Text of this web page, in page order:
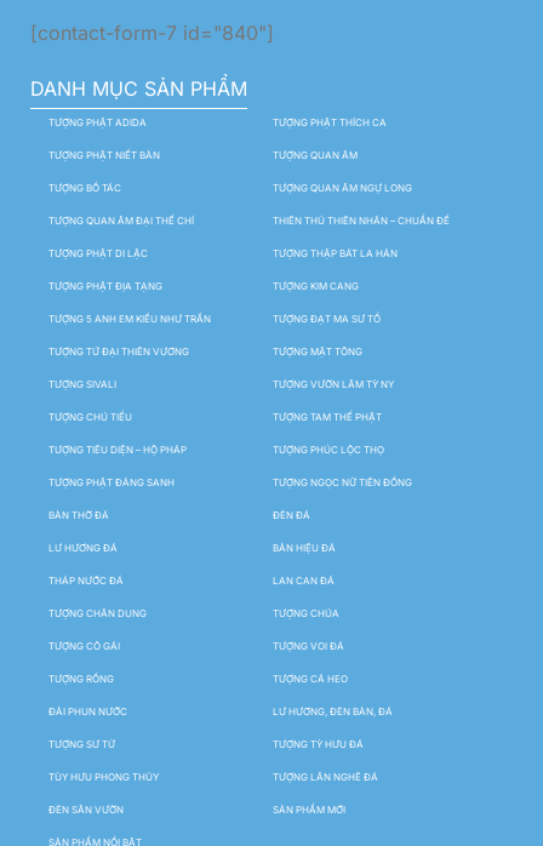
[contact-form-7 id="840"]
DANH MỤC SẢN PHẨM
TƯỢNG PHẬT ADIDA TƯỢNG PHẬT THÍCH CA
TƯỢNG PHẬT NIẾT BÀN TƯỢNG QUAN ÂM
TƯỢNG BỒ TÁC TƯỢNG QUAN ÂM NGỰ LONG
TƯỢNG QUAN ÂM ĐẠI THẾ CHÍ THIÊN THỦ THIÊN NHÃN – CHUẨN ĐỀ
TƯỢNG PHẬT DI LẶC TƯỢNG THẬP BÁT LA HÁN
TƯỢNG PHẬT ĐỊA TẠNG TƯỢNG KIM CANG
TƯỢNG 5 ANH EM KIỀU NHƯ TRẦN TƯỢNG ĐẠT MA SƯ TỔ
TƯỢNG TỨ ĐẠI THIÊN VƯƠNG TƯỢNG MẬT TÔNG
TƯỢNG SIVALI TƯỢNG VƯỜN LÂM TỲ NY
TƯỢNG CHÚ TIỂU TƯỢNG TAM THẾ PHẬT
TƯỢNG TIÊU DIỆN – HỘ PHÁP TƯỢNG PHÚC LỘC THỌ
TƯỢNG PHẬT ĐẢNG SANH TƯỢNG NGỌC NỮ TIÊN ĐỒNG
BÀN THỜ ĐÁ ĐÈN ĐÁ
LƯ HƯƠNG ĐÁ BẢN HIỆU ĐÁ
THÁP NƯỚC ĐÁ LAN CAN ĐÁ
TƯỢNG CHÂN DUNG TƯỢNG CHÚA
TƯỢNG CÔ GÁI TƯỢNG VOI ĐÁ
TƯỢNG RỒNG TƯỢNG CÁ HEO
ĐÀI PHUN NƯỚC LƯ HƯƠNG, ĐÈN BÀN, ĐÁ
TƯỢNG SƯ TỬ TƯỢNG TỲ HƯU ĐÁ
TÙY HƯU PHONG THỦY TƯỢNG LÂN NGHÊ ĐÁ
ĐÈN SÂN VƯỜN SẢN PHẨM MỚI
SẢN PHẨM NỔI BẬT